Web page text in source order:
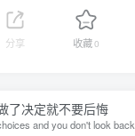
分享 收藏0
了决定就不要后悔
and you don't look back.